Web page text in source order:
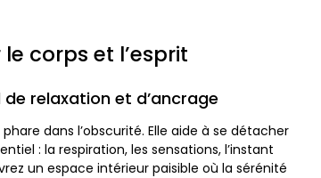
corps et l’esprit
relaxation et d’ancrage
dans l’obscurité. Elle aide à se détacher
: la respiration, les sensations, l’instant
un espace intérieur paisible où la sérénité